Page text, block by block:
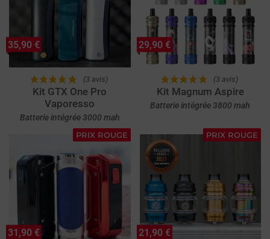
(3 avis)
Kit GTX One Pro
Vaporesso
Batterie intégrée 3000 mah
35,90 €
(3 avis)
Kit Magnum Aspire
Batterie intégrée 3800 mah
29,90 €
PRIX ROUGE
31,90 €
PRIX ROUGE
21,90 €